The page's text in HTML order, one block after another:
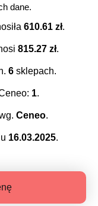
dane.
610.61 zł.
815.27 zł.
6 sklepach.
1.
Ceneo.
16.03.2025.